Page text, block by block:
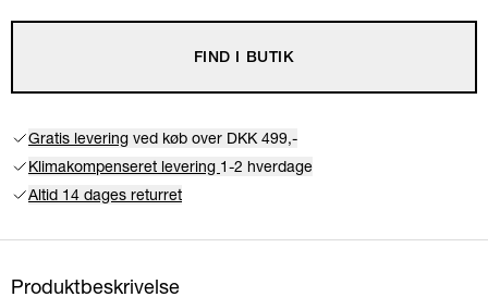
FIND I BUTIK
Gratis levering ved køb over DKK 499,-
Klimakompenseret levering 1-2 hverdage
Altid 14 dages returret
Produktbeskrivelse